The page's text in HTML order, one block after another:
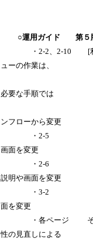
○運用ガイド 第５
・2-2、2-10 [利用
ューの作業は、
必要な手順では
ンフローから変更
・2-5 利用者
画面を変更
・2-6 利用者
説明や画面を変更
・3-2 ロック
面を変更
・各ページ その他
性の見直しによる